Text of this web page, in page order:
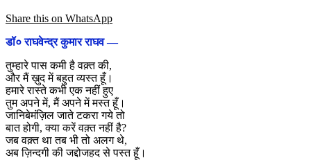
Share this on WhatsApp
डॉ० राघवेन्द्र कुमार राघव —
तुम्हारे पास कमी है वक़्त की,
और मैं ख़ुद में बहुत व्यस्त हूँ।
हमारे रास्ते कभी एक नहीं हुए
तुम अपने में, मैं अपने में मस्त हूँ।
जानिबेमंज़िल जाते टकरा गये तो
बात होगी, क्या करें वक़्त नहीं है?
जब वक़्त था तब भी तो अलग थे,
अब ज़िन्दगी की जद्दोजहद से पस्त हूँ।